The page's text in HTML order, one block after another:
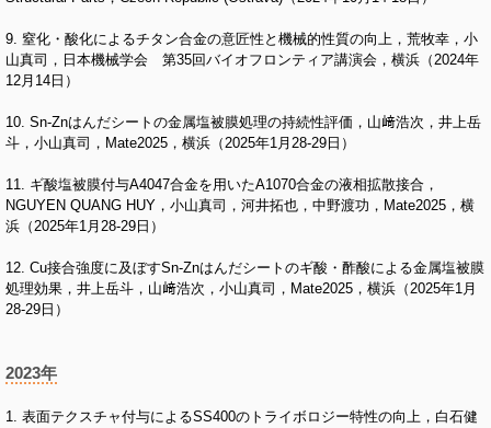
9. 窒化・酸化によるチタン合金の意匠性と機械的性質の向上，荒牧幸，小
山真司，日本機械学会 第35回バイオフロンティア講演会，横浜（2024年
12月14日）
10. Sn-Znはんだシートの金属塩被膜処理の持続性評価，山﨑浩次，井上岳
斗，小山真司，Mate2025，横浜（2025年1月28-29日）
11. ギ酸塩被膜付与A4047合金を用いたA1070合金の液相拡散接合，
NGUYEN QUANG HUY，小山真司，河井拓也，中野渡功，Mate2025，横
浜（2025年1月28-29日）
12. Cu接合強度に及ぼすSn-Znはんだシートのギ酸・酢酸による金属塩被膜
処理効果，井上岳斗，山﨑浩次，小山真司，Mate2025，横浜（2025年1月
28-29日）
2023年
1. 表面テクスチャ付与によるSS400のトライボロジー特性の向上，白石健